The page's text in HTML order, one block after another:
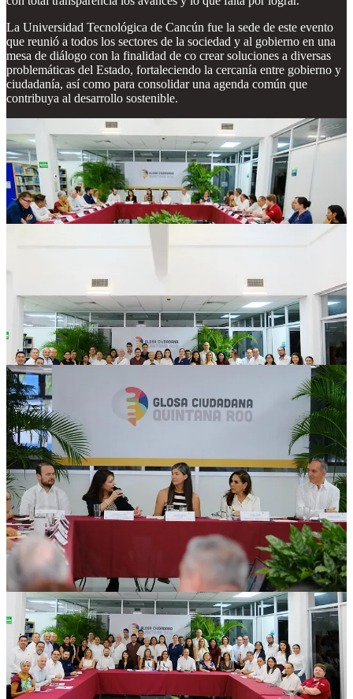
La Universidad Tecnológica de Cancún fue la sede de este evento
que reunió a todos los sectores de la sociedad y al gobierno en una
mesa de diálogo con la finalidad de co crear soluciones a diversas
problemáticas del Estado, fortaleciendo la cercanía entre gobierno y
ciudadanía, así como para consolidar una agenda común que
contribuya al desarrollo sostenible.
Entre los logros de este esfuerzo en conjunto, enmarcado en el
Nuevo Acuerdo por el Bienestar y Desarrollo de Quintana Roo y
destacado en esta Glosa, se encuentran el primer Plan Estratégico de
Desarrollo Sostenible de Quintana Roo co-creado con una
metodología participativa única, en colaboración con el Instituto
Latinoamericano de Planificación Económica y Social de la
CEPAL.
Este documento marca un parteaguas en la planeación pública al
integrar a más de 6 mil voces entre especialistas, sociedad civil como
Ciudadanos por la Transparencia y Método CHE, así como a
sectores productivos.